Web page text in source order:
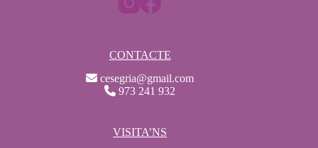
CONTACTE
cesegria@gmail.com
973 241 932
VISITA’NS